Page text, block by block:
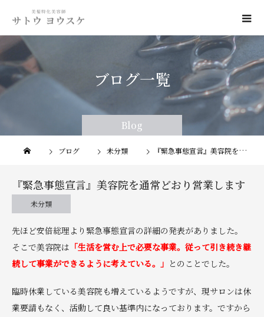
Blog
Blog
ブログ一覧
ブログ 未分類 『緊急事態宣言』美容院を通常どおり営業します
『緊急事態宣言』美容院を通常どおり営業します
未分類
先ほど安倍総理より緊急事態宣言の詳細の発表がありました。
そこで美容院は 「生活を営む上で必要な事業。従って引き続き継
続して事業ができるように考えている。」 とのことでした。
臨時休業している美容院も増えているようですが、現サロンは休
業要請もなく、活動して良い基準内になっております。ですから